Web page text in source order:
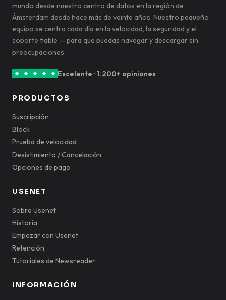
mundo desde nuestro centro de datos en la región de
Ámsterdam desde hace más de veinte años. Nuestro pequeño
equipo se centra cada día en la velocidad, la seguridad y el
soporte fiable — para que puedas navegar y descargar sin
preocupaciones.
Excelente · 1.200+ opiniones
PRODUCTOS
Suscripción
Block
Prueba de velocidad
Desistimiento / Cancelación
Opciones de pago
USENET
Sobre Usenet
Historia
Empezar con Usenet
Retención
Tutoriales de Newsreader
INFORMACIÓN